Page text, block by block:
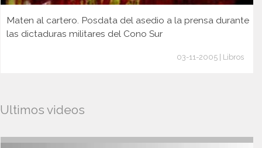
Maten al cartero. Posdata del asedio a la prensa durante
las dictaduras militares del Cono Sur
03-11-2005 | Libros
Ultimos videos